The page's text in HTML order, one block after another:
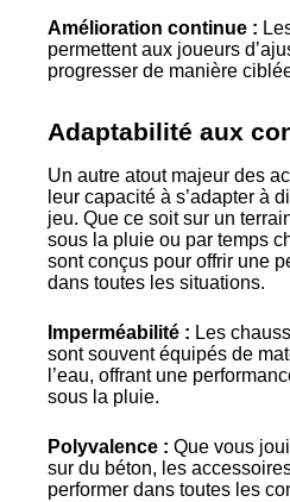
Amélioration continue :
permettent aux joueurs
progresser de manière
Adaptabilité aux
Un autre atout majeur des
leur capacité à s’adapter à
jeu. Que ce soit sur un
sous la pluie ou par temps
sont conçus pour offrir une
dans toutes les situations.
Imperméabilité : Les
sont souvent équipés de
l’eau, offrant une
sous la pluie.
Polyvalence : Que vous
sur du béton, les
performer dans toutes les